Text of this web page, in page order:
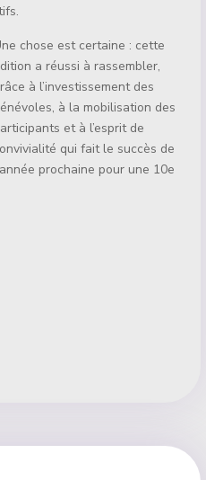
chose est certaine : cette
a réussi à rassembler,
à l’investissement des
à la mobilisation des
et à l’esprit de
qui fait le succès de
prochaine pour une 10e